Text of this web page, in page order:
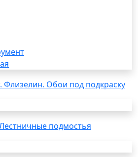
Флизелин. Обои под подкраску
подмостья